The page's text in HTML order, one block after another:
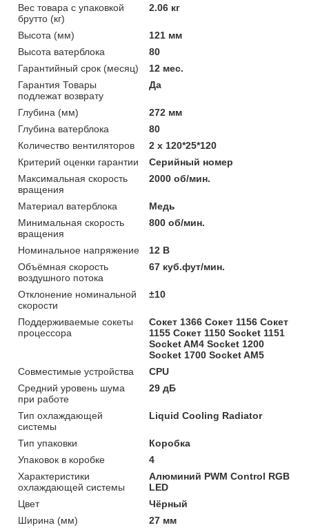
Вес товара с упаковкой
брутто (кг)
2.06 кг
Высота (мм)
121 мм
Высота ватерблока
80
Гарантийный срок (месяц)
12 мес.
Гарантия Товары
подлежат возврату
Да
Глубина (мм)
272 мм
Глубина ватерблока
80
Количество вентиляторов
2 x 120*25*120
Критерий оценки гарантии
Серийный номер
Максимальная скорость
вращения
2000 об/мин.
Материал ватерблока
Медь
Минимальная скорость
вращения
800 об/мин.
Номинальное напряжение
12 В
Объёмная скорость
воздушного потока
67 куб.фут/мин.
Отклонение номинальной
скорости
±10
Поддерживаемые сокеты
процессора
Сокет 1366 Сокет 1156 Сокет
1155 Сокет 1150 Socket 1151
Socket AM4 Socket 1200
Socket 1700 Socket AM5
Совместимые устройства
CPU
Средний уровень шума
при работе
29 дБ
Тип охлаждающей
системы
Liquid Cooling Radiator
Тип упаковки
Коробка
Упаковок в коробке
4
Характеристики
охлаждающей системы
Алюминий PWM Control RGB
LED
Цвет
Чёрный
Ширина (мм)
27 мм